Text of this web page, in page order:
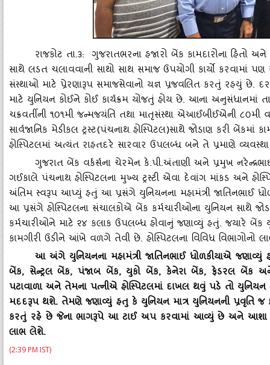
રાજકોટ તા.૩: ગુજરાતભરના હજારો બેંક કામદારોના હિતો
સાથે લડત ચલાવવાની સાથો સાથ સમાજ ઉપયોગી કાર્યો કરવામાં
સંસ્‍થાઓ માટે પ્રેરણારૂપ સમાજસેવાનો યજ્ઞ પ્રજવલિત કરતું રહયું છે.
માટે યુનિયન કોઈને કોઈ કાર્યક્રમ યોજતું હોય છે. આના અનુસંધાનમાં
ચક્રવર્તીની ૧૦૧મી જન્‍મજયંતિ તથા માતૃસંસ્‍થા એઆઈબીઈએની ૮૦મી
સાર્વજાનિક મેડીકલ ટ્રસ્‍ટ(પંચનાથ હોસ્‍પિટલ)સાથે જોડાણ કરી
હોસ્‍પિટલમાં અત્‍યંત રાહતદરે સારવાર ઉપલબ્‍ધ બને તે પ્રમાણે
ગુજરાત બેંક વર્કર્સના ચેરમેન કે.પી.અંતાણી અને પ્રમુખ
ગઈકાલે પંચનાથ હોસ્‍પિટલના મુખ્‍ય ટ્રસ્‍ટી એવા દેવાંગ માંકડ અને
અંતિમ સ્‍વરૂપ આપ્‍યું હતું આ પ્રસંગે યુનિયનના મહામંત્રી જાતિનભાઈ
આ પ્રસંગે હોસ્‍પિટલના સંચાલકોએ બેંક કર્મચારીઓના યુનિયન સાથે
કર્મચારીઓને માટે ૨૪ કલાક ઉપલબ્‍ધ હોવાનું જણાવ્‍યું હતું. જયારે
કામગીરી ઉડીને આંખે વળગે તેવી છે. હોસ્‍પિટલના વિવિધ
આ અંગે યુનિયનના મહામંત્રી જાતિનભાઈ ધોળકીયાએ જણાવ્‍યું
બેંક, સેન્‍ટ્રલ બેંક, પંજાબ બેંક, યુકો બેંક, કેનેરા બેંક, ફેડરલ બેંક અને
પટાવાળા અને તેમના પત્‍નીએ હોસ્‍પિટલમાં દાખલ થવું પડે તો
મદદરૂપ થશે. તેમણે જણાવ્‍યું હતુ કે યુનિયન માત્ર યુનિયનની પ્રવૃતિ જ
કરતું રહે છે જેના ભાગરૂપે આ ટાઈ અપ કરવામાં આવ્‍યું છે અને આશા છે
લાભ લેશે.
(2:39 PM IST)